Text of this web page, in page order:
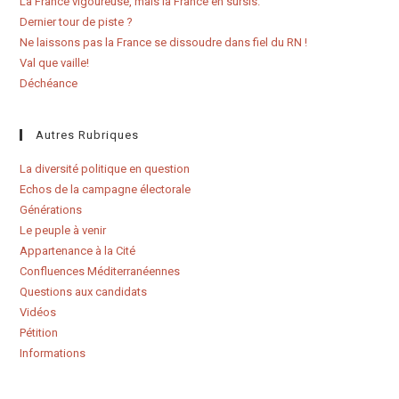
Dernier tour de piste ?
Ne laissons pas la France se dissoudre dans fiel du RN !
Val que vaille!
Déchéance
Autres Rubriques
La diversité politique en question
Echos de la campagne électorale
Générations
Le peuple à venir
Appartenance à la Cité
Confluences Méditerranéennes
Questions aux candidats
Vidéos
Pétition
Informations